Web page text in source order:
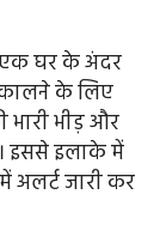
एक घर के अंदर
के लिए
भारी भीड़ और
इससे इलाके में
अलर्ट जारी कर